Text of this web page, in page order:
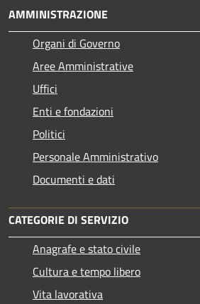
AMMINISTRAZIONE
Organi di Governo
Aree Amministrative
Uffici
Enti e fondazioni
Politici
Personale Amministrativo
Documenti e dati
CATEGORIE DI SERVIZIO
Anagrafe e stato civile
Cultura e tempo libero
Vita lavorativa